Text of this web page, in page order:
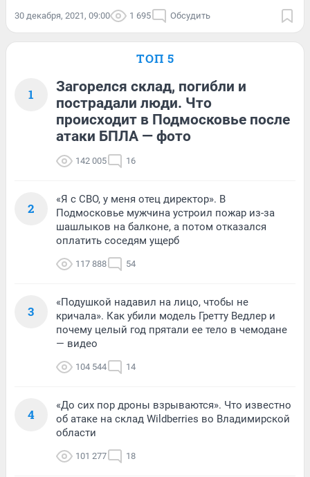
30 декабря, 2021, 09:00 1 695 Обсудить
ТОП 5
1
Загорелся склад, погибли и
пострадали люди. Что
происходит в Подмосковье после
атаки БПЛА — фото
142 005 16
2
«Я с СВО, у меня отец директор». В
Подмосковье мужчина устроил пожар из-за
шашлыков на балконе, а потом отказался
оплатить соседям ущерб
117 888 54
3
«Подушкой надавил на лицо, чтобы не
кричала». Как убили модель Гретту Ведлер и
почему целый год прятали ее тело в чемодане
— видео
104 544 14
4
«До сих пор дроны взрываются». Что известно
об атаке на склад Wildberries во Владимирской
области
101 277 18